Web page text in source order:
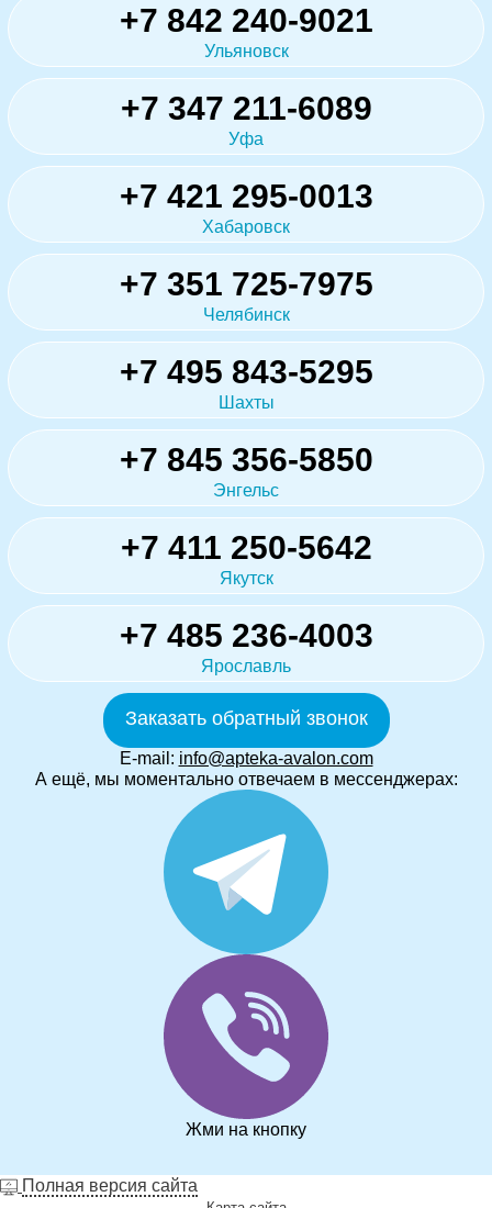
+7 842 240-9021
Ульяновск
+7 347 211-6089
Уфа
+7 421 295-0013
Хабаровск
+7 351 725-7975
Челябинск
+7 495 843-5295
Шахты
+7 845 356-5850
Энгельс
+7 411 250-5642
Якутск
+7 485 236-4003
Ярославль
Заказать обратный звонок
E-mail: info@apteka-avalon.com
А ещё, мы моментально отвечаем в мессенджерах:
Жми на кнопку
Полная версия сайта